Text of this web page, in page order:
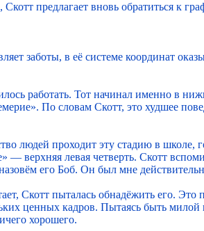
предлагает вновь обратиться к
заботы, в её системе координат
работать. Тот начинал именно в
По словам Скотт, это худшее
людей проходит эту стадию в
— верхняя левая четверть. Скотт
его Боб. Он был мне
Скотт пыталась обнадёжить его.
ценных кадров. Пытаясь быть
хорошего.